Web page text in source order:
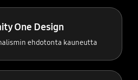
One Design
ehdotonta kauneutta